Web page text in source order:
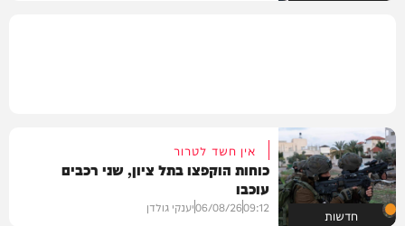
חדשות
אין חשד לטרור
כוחות הוקפצו בתל ציון, שני רכבים
עוכבו
09:12
06/08/26יענקי גולדן